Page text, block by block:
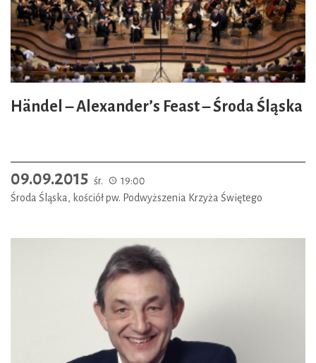
Händel – Alexander’s Feast – Środa Śląska
09.09.2015 śr.
19:00
Środa Śląska, kościół pw. Podwyższenia Krzyża Świętego